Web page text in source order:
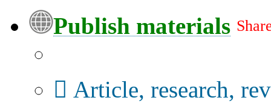
Publish materials
Article, research,